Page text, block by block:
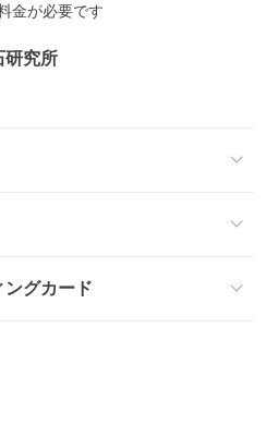
金が必要です
研究所
ングカード